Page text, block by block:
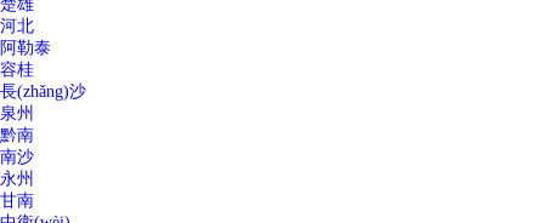
楚雄
河北
阿勒泰
容桂
長(zhǎng)沙
泉州
黔南
南沙
永州
甘南